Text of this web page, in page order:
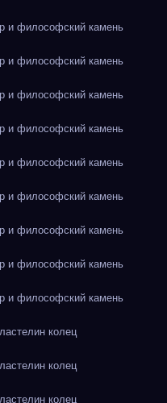
и философский камень
и философский камень
и философский камень
и философский камень
и философский камень
и философский камень
и философский камень
и философский камень
и философский камень
колец
колец
колец